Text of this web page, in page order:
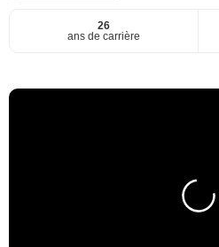
26
ans de carrière